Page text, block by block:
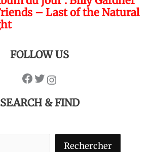
FOLLOW US
SEARCH & FIND
Rechercher